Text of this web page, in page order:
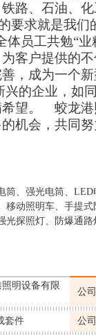
路、石油、
要求就是我们
体员工共勉“
客户提供的
，成为一个
的企业，如
希望。 蛟龙
机会，共同
筒、强光电筒、
移动照明车、手提
光探照灯、防爆通路
明设备有限
公
套件 公